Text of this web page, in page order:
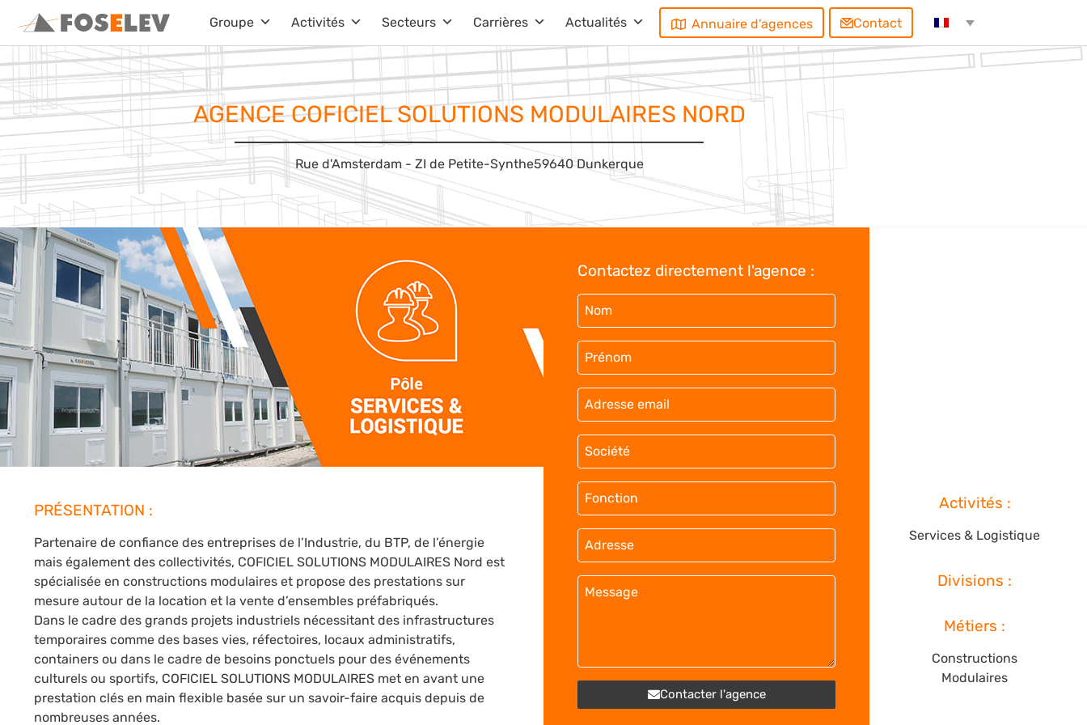
contenu
Groupe Activités Secteurs Carrières Actualités Annuaire d'agences Contact
AGENCE COFICIEL SOLUTIONS MODULAIRES NORD
Rue d'Amsterdam - ZI de Petite-Synthe59640 Dunkerque
PRÉSENTATION :
Partenaire de confiance des entreprises de l’Industrie, du BTP, de l’énergie
mais également des collectivités, COFICIEL SOLUTIONS MODULAIRES Nord est
spécialisée en constructions modulaires et propose des prestations sur
mesure autour de la location et la vente d’ensembles préfabriqués.
Dans le cadre des grands projets industriels nécessitant des infrastructures
temporaires comme des bases vies, réfectoires, locaux administratifs,
containers ou dans le cadre de besoins ponctuels pour des événements
culturels ou sportifs, COFICIEL SOLUTIONS MODULAIRES met en avant une
prestation clés en main flexible basée sur un savoir-faire acquis depuis de
nombreuses années.
Contactez directement l'agence :
Contacter l'agence
Activités :
Services & Logistique
Divisions :
Métiers :
Constructions
Modulaires